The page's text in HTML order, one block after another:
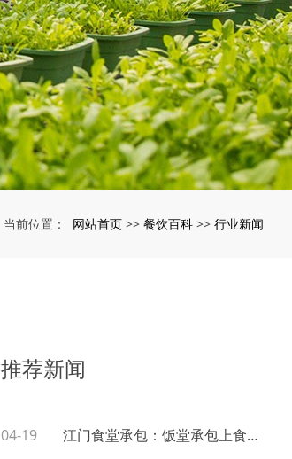
当前位置： 网站首页 >> 餐饮百科 >> 行业新闻
推荐新闻
04-19 江门食堂承包：饭堂承包上食品安全要注意什么呢